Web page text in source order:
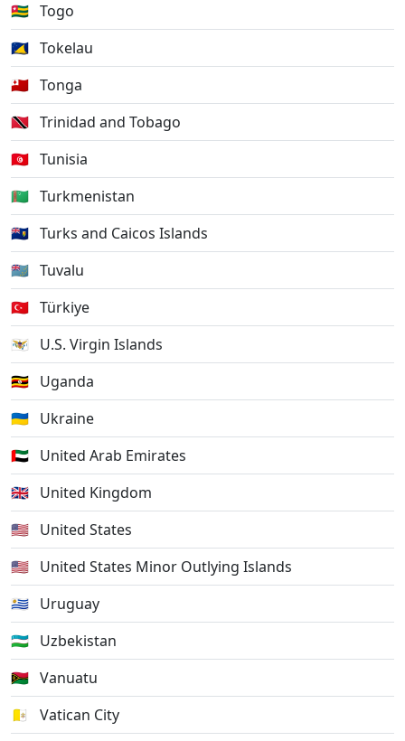
🇹🇬 Togo
🇹🇰 Tokelau
🇹🇴 Tonga
🇹🇹 Trinidad and Tobago
🇹🇳 Tunisia
🇹🇲 Turkmenistan
🇹🇨 Turks and Caicos Islands
🇹🇻 Tuvalu
🇹🇷 Türkiye
🇻🇮
U.S. Virgin Islands
🇺🇬 Uganda
🇺🇦 Ukraine
🇦🇪 United Arab Emirates
🇬🇧 United Kingdom
🇺🇸 United States
🇺🇲 United States Minor Outlying Islands
🇺🇾 Uruguay
🇺🇿 Uzbekistan
🇻🇺 Vanuatu
🇻🇦
Vatican City